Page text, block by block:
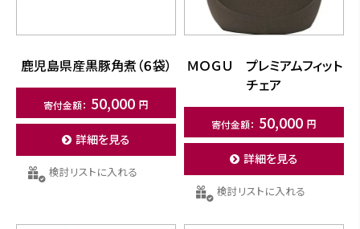
鹿児島県産黒豚角煮（６袋）
50,000
詳細を見る
検討リストに入れる
ＭＯＧＵ プレミアムフィット
チェア
50,000
詳細を見る
検討リストに入れる